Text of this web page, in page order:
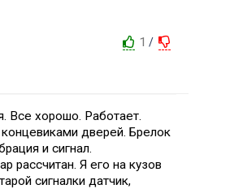
1 /
Все хорошо. Работает.
дверей. Брелок
и сигнал.
рассчитан. Я его на кузов
сигналки датчик,